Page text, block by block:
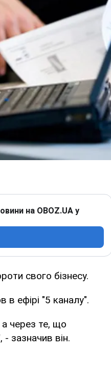
на OBOZ.UA у
свого бізнесу.
в ефірі "5 каналу".
через те, що
- зазначив він.